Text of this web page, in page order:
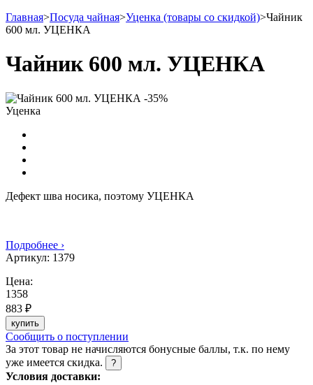
Главная>Посуда чайная>Уценка (товары со скидкой)>Чайник
600 мл. УЦЕНКА
Чайник 600 мл. УЦЕНКА
-35%
Уценка
Дефект шва носика, поэтому УЦЕНКА
Подробнее ›
Артикул: 1379
Цена:
1358
883 ₽
купить
Сообщить о поступлении
За этот товар не начисляются бонусные баллы, т.к. по нему
уже имеется скидка.
?
Условия доставки: